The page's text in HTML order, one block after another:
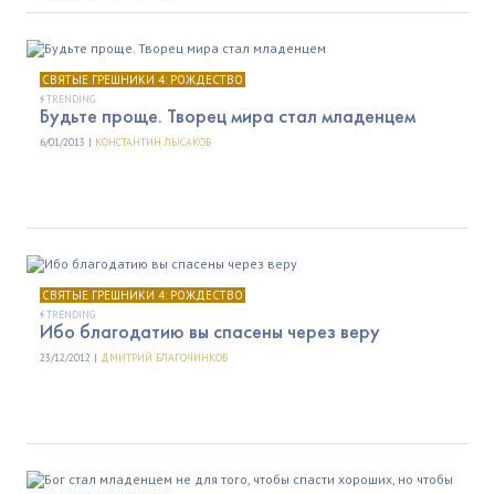
СВЯТЫЕ ГРЕШНИКИ 4: РОЖДЕСТВО
TRENDING
Будьте проще. Творец мира стал младенцем
6/01/2013 | КОНСТАНТИН ЛЫСАКОВ
СВЯТЫЕ ГРЕШНИКИ 4: РОЖДЕСТВО
TRENDING
Ибо благодатию вы спасены через веру
23/12/2012 | ДМИТРИЙ БЛАГОЧИНКОВ